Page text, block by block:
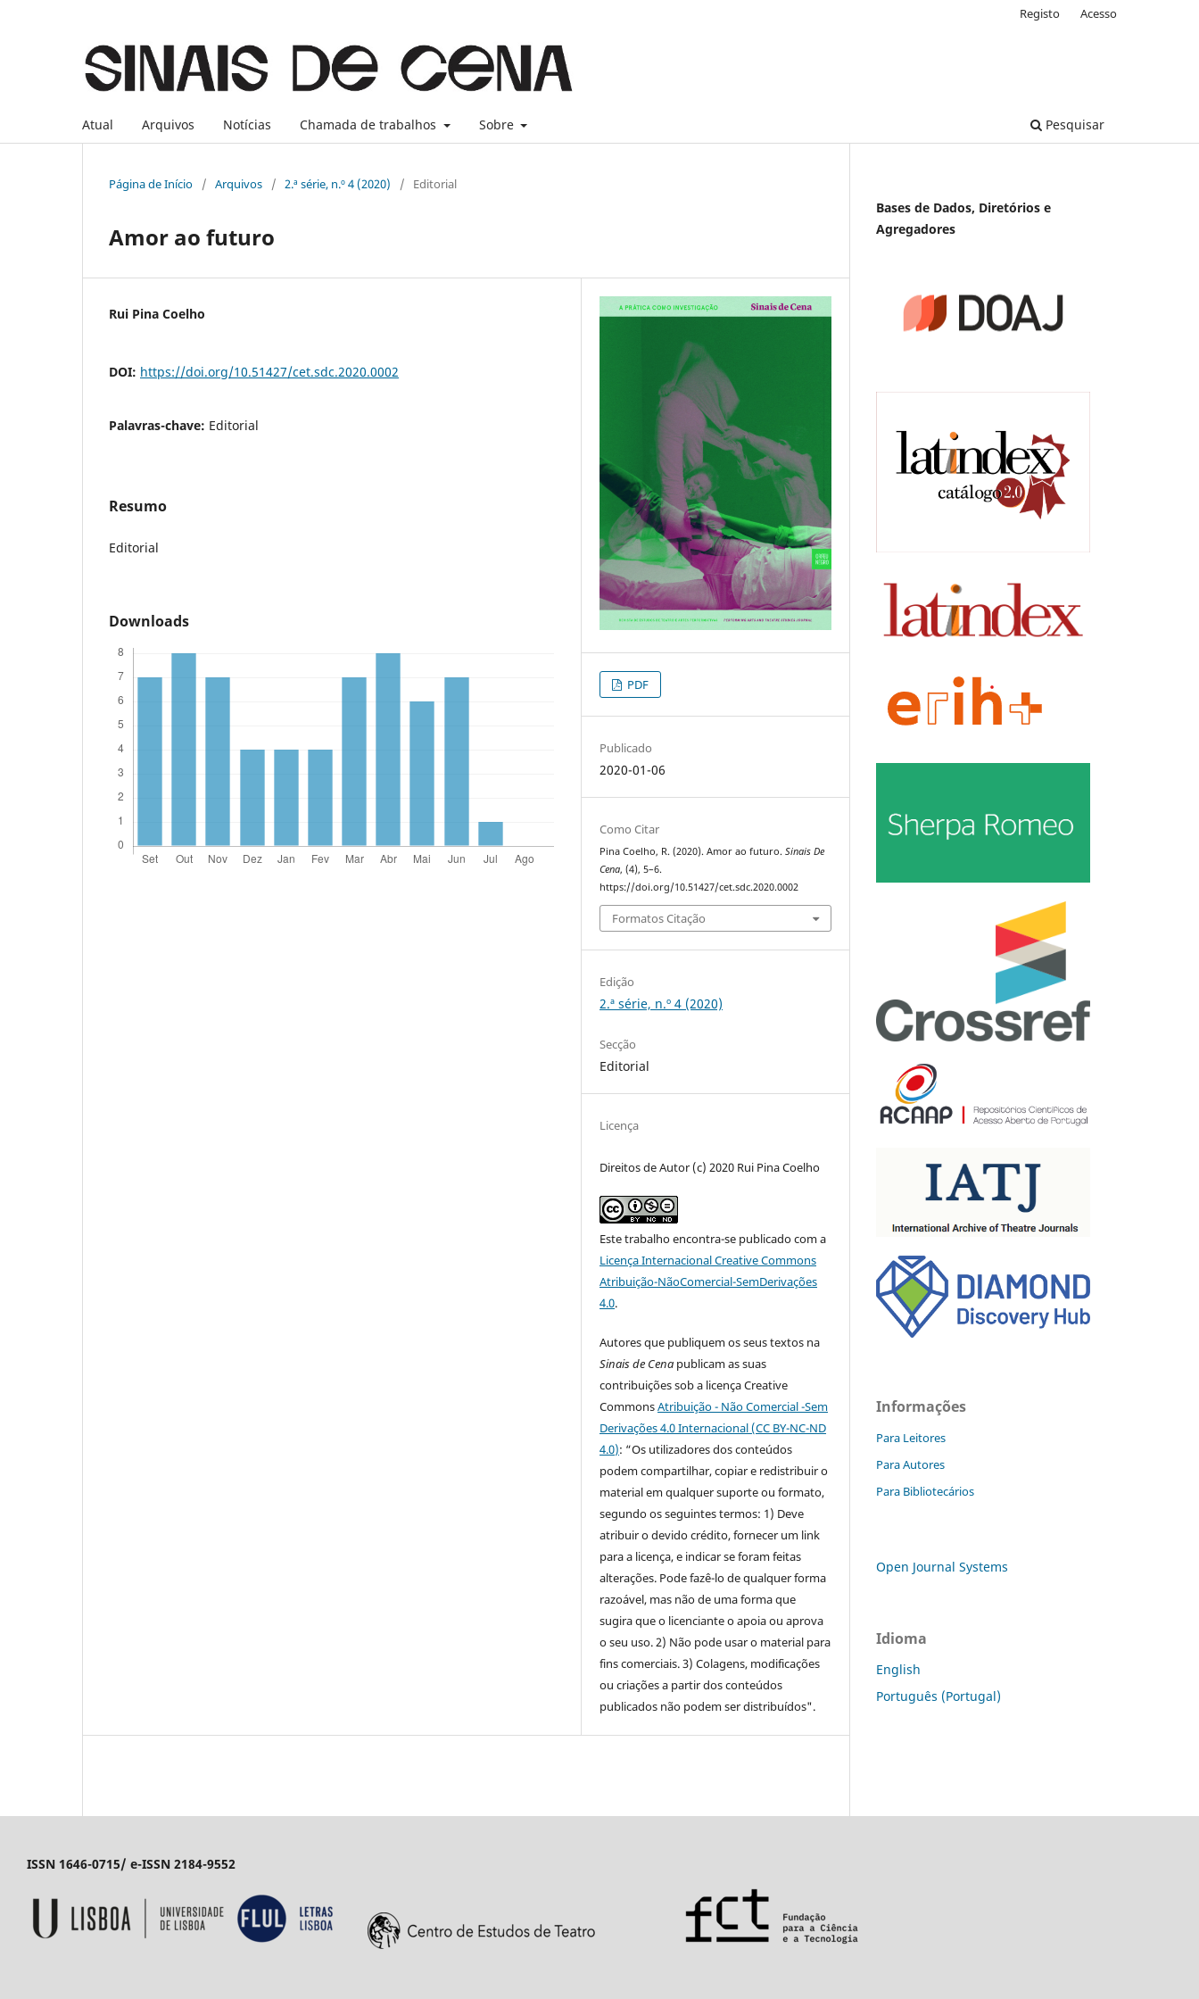
Atual Arquivos Notícias Chamada de trabalhos Sobre Pesquisar
Registo Acesso
Página de Início / Arquivos / 2.ª série, n.º 4 (2020) / Editorial
Amor ao futuro
Rui Pina Coelho
DOI: https://doi.org/10.51427/cet.sdc.2020.0002
Palavras-chave: Editorial
Resumo
Editorial
Downloads
PDF
Publicado
2020-01-06
Como Citar
Pina Coelho, R. (2020). Amor ao futuro.Sinais De
Cena, (4), 5–6.
https://doi.org/10.51427/cet.sdc.2020.0002
Formatos Citação
Edição
2.ª série, n.º 4 (2020)
Secção
Editorial
Licença
Direitos de Autor (c) 2020 Rui Pina Coelho
Este trabalho encontra-se publicado com a
Licença Internacional Creative Commons
Atribuição-NãoComercial-SemDerivações
4.0.
Autores que publiquem os seus textos na
Sinais de Cena publicam as suas
contribuições sob a licença Creative
CommonsAtribuição - Não Comercial -Sem
Derivações 4.0 Internacional (CC BY-NC-ND
4.0): “Os utilizadores dos conteúdos
podem compartilhar, copiar e redistribuir o
material em qualquer suporte ou formato,
segundo os seguintes termos: 1) Deve
atribuir o devido crédito, fornecer um link
para a licença, e indicar se foram feitas
alterações. Pode fazê-lo de qualquer forma
razoável, mas não de uma forma que
sugira que o licenciante o apoia ou aprova
o seu uso. 2) Não pode usar o material para
fins comerciais. 3) Colagens, modificações
ou criações a partir dos conteúdos
publicados não podem ser distribuídos".
Bases de Dados, Diretórios e
Agregadores
Informações
Para Leitores
Para Autores
Para Bibliotecários
Open Journal Systems
Idioma
English
Português (Portugal)
ISSN 1646-0715/ e-ISSN 2184-9552